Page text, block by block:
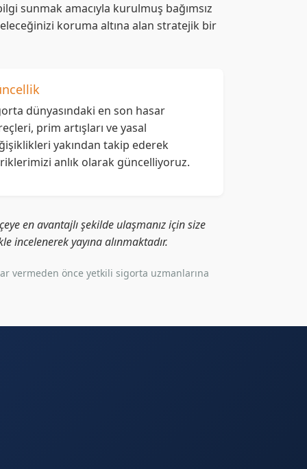
sunmak amacıyla kurulmuş bağımsız
koruma altına alan stratejik bir
dünyasındaki en son hasar
prim artışları ve yasal
yakından takip ederek
anlık olarak güncelliyoruz.
en avantajlı şekilde ulaşmanız için size
incelenerek yayına alınmaktadır.
vermeden önce yetkili sigorta uzmanlarına